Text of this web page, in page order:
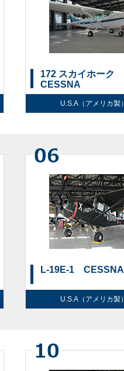
172 スカイホーク
CESSNA
U.S.A（アメリカ製）
L-19E-1 CESSNA
U.S.A（アメリカ製）